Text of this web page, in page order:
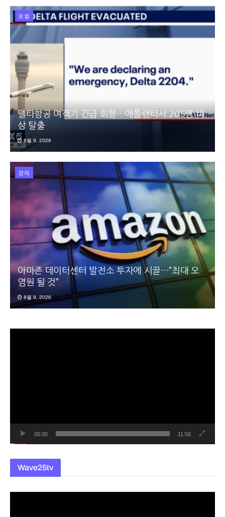
로컬
델타항공 여객기 긴급 회항…애틀랜타서 205명 비
상 탈출
8월 9, 2026
경제
아마존 데이터센터 발전소 투자에 시끌…”최대 오
염원 될 것”
8월 9, 2026
00:00 11:56
Wave25tv